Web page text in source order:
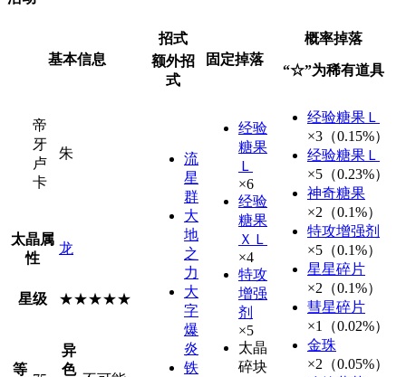
基本信息
招式
固定掉落
概率掉落
额外招
式
“☆”为稀有道具
帝
牙
卢
卡
朱
流
星
群
大
地
之
力
大
字
爆
炎
铁
经验
糖果
Ｌ
×6
经验
糖果
ＸＬ
×4
特攻
增强
剂
×5
太晶
碎块
经验糖果Ｌ
×3（0.15%）
经验糖果Ｌ
×5（0.23%）
神奇糖果
×2（0.1%）
特攻增强剂
×5（0.1%）
星星碎片
×2（0.1%）
彗星碎片
×1（0.02%）
金珠
×2（0.05%）
太晶属
性
龙
星级 ★★★★★
等
异
色